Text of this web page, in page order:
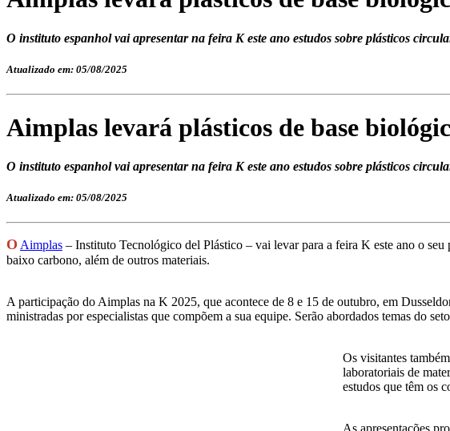
O instituto espanhol vai apresentar na feira K este ano estudos sobre plásticos
Atualizado em: 05/08/2025
Aimplas levará plásticos de base
O instituto espanhol vai apresentar na feira K este ano estudos sobre plásticos
Atualizado em: 05/08/2025
O Aimplas – Instituto Tecnológico del Plástico – vai levar para a feira K este ano o
baixo carbono, além de outros materiais.
A participação do Aimplas na K 2025, que acontece de 8 e 15 de outubro, em
ministradas por especialistas que compõem a sua equipe. Serão abordados temas do
Os visitantes
laboratoriais de
estudos que têm os